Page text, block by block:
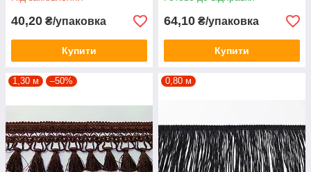
40,20 ₴/упаковка
Купити
64,10 ₴/упаковка
Купити
1,30 м –50% 0,80 м